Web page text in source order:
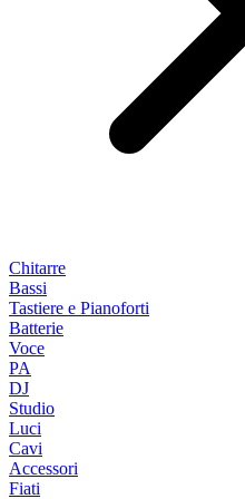
Chitarre
Bassi
Tastiere e Pianoforti
Batterie
Voce
PA
DJ
Studio
Luci
Cavi
Accessori
Fiati